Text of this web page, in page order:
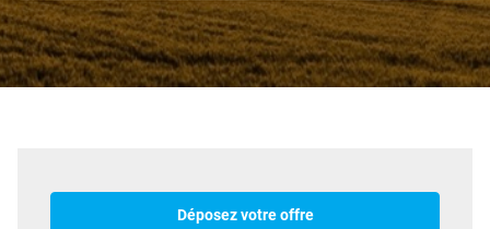
Déposez votre offre